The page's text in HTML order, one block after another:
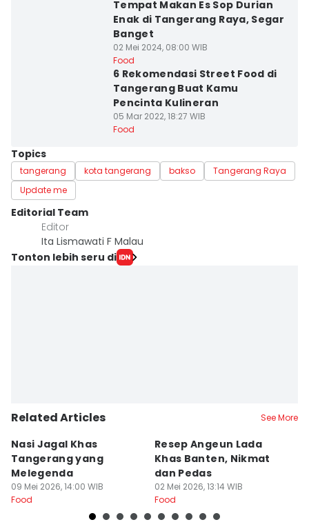
Tempat Makan Es Sop Durian
Enak di Tangerang Raya, Segar
Banget
02 Mei 2024, 08:00 WIB
Food
6 Rekomendasi Street Food di
Tangerang Buat Kamu
Pencinta Kulineran
05 Mar 2022, 18:27 WIB
Food
Topics
tangerang kota tangerang bakso
Tangerang Raya
Update me
Editorial Team
Editor
Ita Lismawati F Malau
Tonton lebih seru di
Related Articles See More
Nasi Jagal Khas
Tangerang yang
Melegenda
09 Mei 2026, 14:00 WIB
Food
Resep Angeun Lada
Khas Banten, Nikmat
dan Pedas
02 Mei 2026, 13:14 WIB
Food